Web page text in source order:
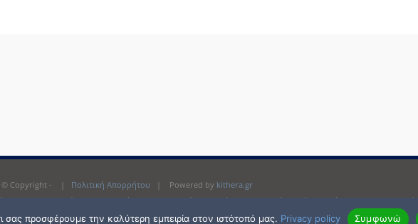
© Copyright - | Πολιτική Απορρήτου | Powered by kithera.gr
ή και αναπαραγωγή του περιεχομένου της ιστοσελίδας, χωρίς την προηγούμενη έγραφη άδεια του δημιοργού.
σας προσφέρουμε την καλύτερη εμπειρία στον ιστότοπό μας. Privacy policy Συμφωνώ